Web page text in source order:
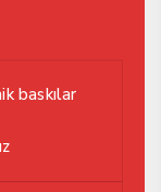
baskılar